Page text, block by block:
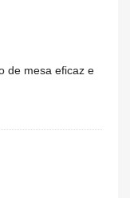
de mesa eficaz e